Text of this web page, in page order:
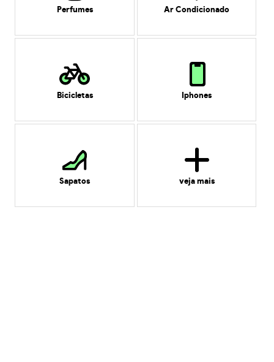
Perfumes Ar Condicionado
Bicicletas Iphones
Sapatos veja mais